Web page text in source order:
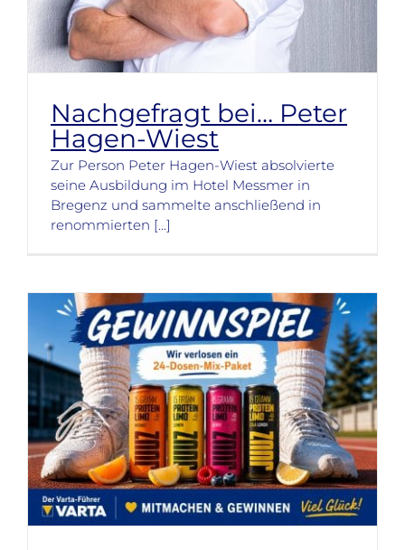
Nachgefragt bei… Peter
Hagen-Wiest
Zur Person Peter Hagen-Wiest absolvierte
seine Ausbildung im Hotel Messmer in
Bregenz und sammelte anschließend in
renommierten [...]